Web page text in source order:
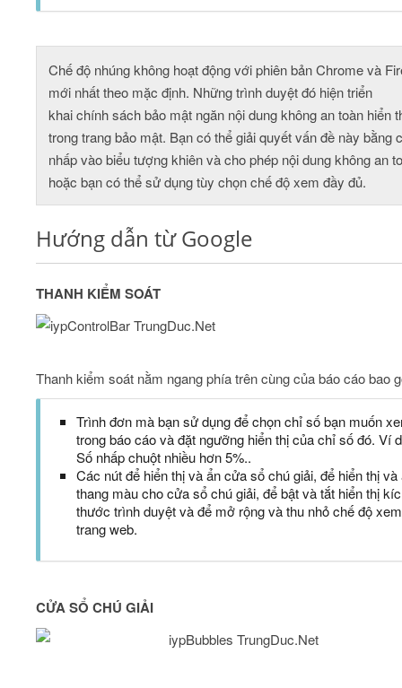
Chế độ nhúng không hoạt động với phiên bản Chrome và
mới nhất theo mặc định. Những trình duyệt đó hiện triển
khai chính sách bảo mật ngăn nội dung không an toàn hiển
trong trang bảo mật. Bạn có thể giải quyết vấn đề này bằng
nhấp vào biểu tượng khiên và cho phép nội dung không an
hoặc bạn có thể sử dụng tùy chọn chế độ xem đầy đủ.
Hướng dẫn từ Google
THANH KIỂM SOÁT
Thanh kiểm soát nằm ngang phía trên cùng của báo cáo bao
Trình đơn mà bạn sử dụng để chọn chỉ số bạn muốn
trong báo cáo và đặt ngưỡng hiển thị của chỉ số đó. Ví
Số nhấp chuột nhiều hơn 5%..
Các nút để hiển thị và ẩn cửa sổ chú giải, để hiển thị và
thang màu cho cửa sổ chú giải, để bật và tắt hiển thị
thước trình duyệt và để mở rộng và thu nhỏ chế độ xem
trang web.
CỬA SỔ CHÚ GIẢI